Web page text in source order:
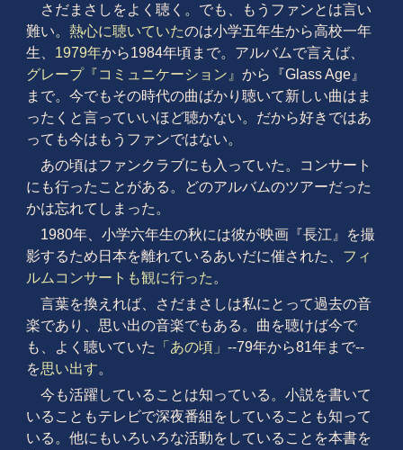
さだまさしをよく聴く。でも、もうファンとは言い
難い。 熱心に聴いていたのは小学五年生から高校一年
生、 1979年から1984年頃まで。アルバムで言えば、
グレープ『コミュニケーション』 から『Glass Age』
まで。今でもその時代の曲ばかり聴いて新しい曲はま
ったくと言っていいほど聴かない。だから好きではあ
っても今はもうファンではない。
あの頃はファンクラブにも入っていた。コンサート
にも行ったことがある。どのアルバムのツアーだった
かは忘れてしまった。
1980年、小学六年生の秋には彼が映画『長江』を撮
影するため日本を離れているあいだに催された、 フィ
ルムコンサートも観に行った 。
言葉を換えれば、さだまさしは私にとって過去の音
楽であり、思い出の音楽でもある。曲を聴けば今で
も、よく聴いていた
「あの頃」 ‐‐79年から81年まで‐‐
を思い出す。
今も活躍していることは知っている。小説を書いて
いることもテレビで深夜番組をしていることも知って
いる。他にもいろいろな活動をしていることを本書を